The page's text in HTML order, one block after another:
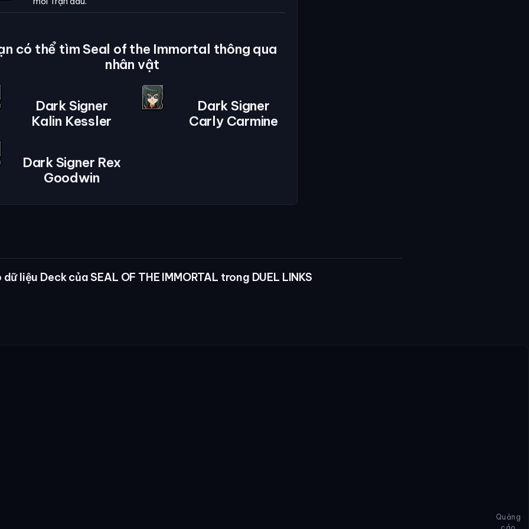
có thể tìm Seal of the Immortal thông qua
nhân vật
Dark Signer
Kalin Kessler
Dark Signer
Carly Carmine
Dark Signer Rex
Goodwin
liệu Deck của SEAL OF THE IMMORTAL trong DUEL LINKS